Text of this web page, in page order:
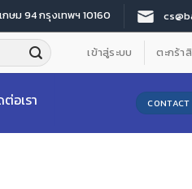
กษม 94 กรุงเทพฯ 10160
เข้าสู่ระบบ ตะกร้า
อเรา CONTACT